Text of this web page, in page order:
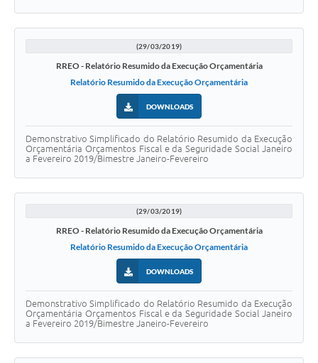
(29/03/2019)
RREO - Relatório Resumido da Execução Orçamentária
Relatório Resumido da Execução Orçamentária
DOWNLOADS
Demonstrativo Simplificado do Relatório Resumido da Execução
Orçamentária Orçamentos Fiscal e da Seguridade Social Janeiro
a Fevereiro 2019/Bimestre Janeiro-Fevereiro
(29/03/2019)
RREO - Relatório Resumido da Execução Orçamentária
Relatório Resumido da Execução Orçamentária
DOWNLOADS
Demonstrativo Simplificado do Relatório Resumido da Execução
Orçamentária Orçamentos Fiscal e da Seguridade Social Janeiro
a Fevereiro 2019/Bimestre Janeiro-Fevereiro